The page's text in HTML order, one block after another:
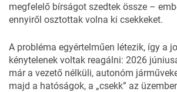
megfelelő bírságot szedtek össze –
ennyiről osztottak volna ki csekkeket.
A probléma egyértelműen létezik, így a
kénytelenek voltak reagálni: 2026
már a vezető nélküli, autonóm
majd a hatóságok, a „csekk” az